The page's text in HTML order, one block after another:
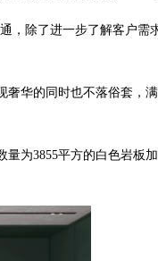
除了进一步了解客户需
华的同时也不落俗套，
为3855平方的白色岩板